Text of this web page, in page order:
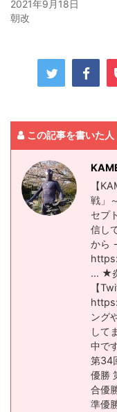
2021年9月18日
朝改
この記事を書いた人
【
戦」
セプ
信し
か
... ★
【
ング
して
中で
第34
優勝
合優
準優